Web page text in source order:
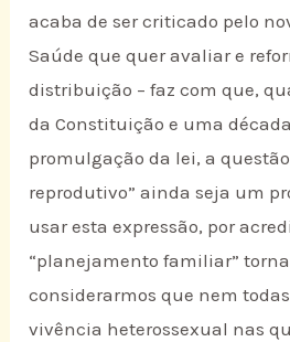
acaba de ser criticado pelo
Saúde que quer avaliar e
distribuição – faz com que,
da Constituição e uma
promulgação da lei, a
reprodutivo” ainda seja um
usar esta expressão, por
“planejamento familiar”
considerarmos que nem
vivência heterossexual nas